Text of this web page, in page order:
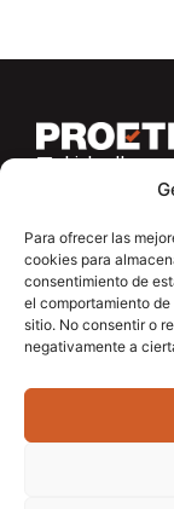
Para ofrecer las
cookies para
consentimiento de
el comportamiento
sitio. No consentir o
negativamente a
LinkedIn
+34 916 28
29 40
Ctra de
Algete, Av
M-106, Km
Algete,